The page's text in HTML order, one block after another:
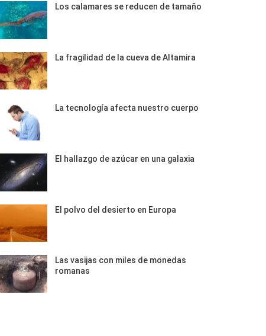
Los calamares se reducen de tamaño
La fragilidad de la cueva de Altamira
La tecnología afecta nuestro cuerpo
El hallazgo de azúcar en una galaxia
El polvo del desierto en Europa
Las vasijas con miles de monedas
romanas